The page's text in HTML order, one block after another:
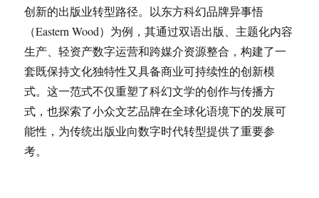
创新的出版业转型路径。以东方科幻品牌异事悟
（Eastern Wood）为例，其通过双语出版、主题化内容
生产、轻资产数字运营和跨媒介资源整合，构建了一
套既保持文化独特性又具备商业可持续性的创新模
式。这一范式不仅重塑了科幻文学的创作与传播方
式，也探索了小众文艺品牌在全球化语境下的发展可
能性，为传统出版业向数字时代转型提供了重要参
考。